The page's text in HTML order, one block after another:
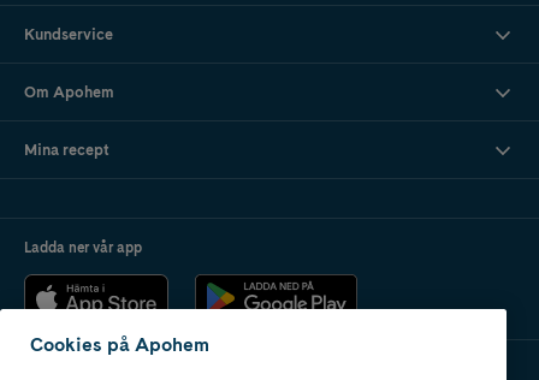
Kundservice
Om Apohem
Mina recept
Ladda ner vår app
Cookies på Apohem